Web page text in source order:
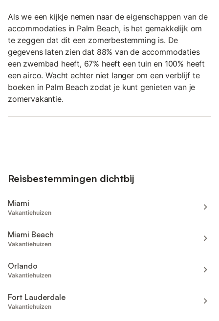
Als we een kijkje nemen naar de eigenschappen van de
accommodaties in Palm Beach, is het gemakkelijk om
te zeggen dat dit een zomerbestemming is. De
gegevens laten zien dat 88% van de accommodaties
een zwembad heeft, 67% heeft een tuin en 100% heeft
een airco. Wacht echter niet langer om een verblijf te
boeken in Palm Beach zodat je kunt genieten van je
zomervakantie.
Reisbestemmingen dichtbij
Miami
Vakantiehuizen
Miami Beach
Vakantiehuizen
Orlando
Vakantiehuizen
Fort Lauderdale
Vakantiehuizen